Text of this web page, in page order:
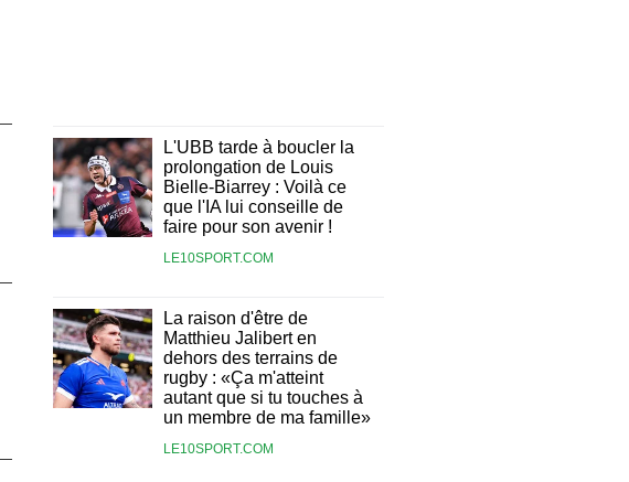
L'UBB tarde à boucler la
prolongation de Louis
Bielle-Biarrey : Voilà ce
que l'IA lui conseille de
faire pour son avenir !
LE10SPORT.COM
La raison d'être de
Matthieu Jalibert en
dehors des terrains de
rugby : «Ça m'atteint
autant que si tu touches à
un membre de ma famille»
LE10SPORT.COM